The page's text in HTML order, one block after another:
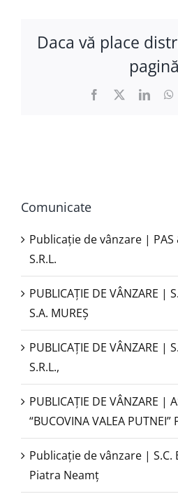
Daca vă place
Facebook
Comunicate
Publicație de vânzare | PAS
S.R.L.
PUBLICAŢIE DE VÂNZARE |
S.A. MUREȘ
PUBLICAȚIE DE VÂNZARE |
S.R.L.,
PUBLICAŢIE DE VÂNZARE |
“BUCOVINA VALEA PUTNEI”
Publicație de vânzare | S.C.
Piatra Neamţ